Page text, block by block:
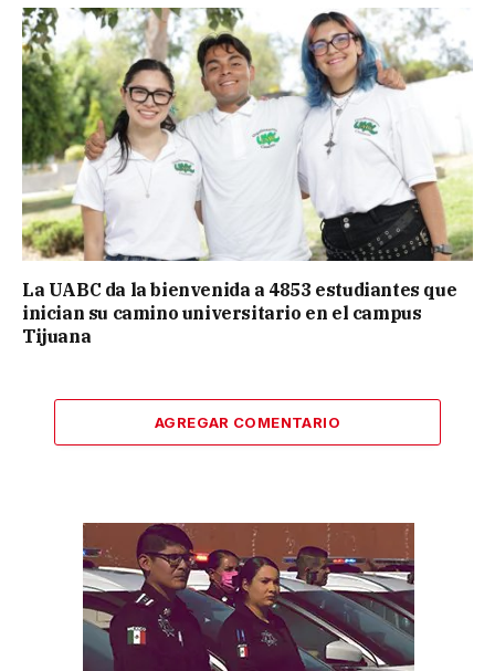
La UABC da la bienvenida a 4853 estudiantes que
inician su camino universitario en el campus
Tijuana
AGREGAR COMENTARIO